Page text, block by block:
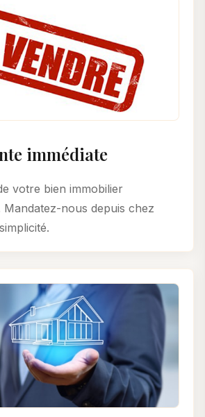
immédiate
votre bien immobilier
Mandatez-nous depuis chez